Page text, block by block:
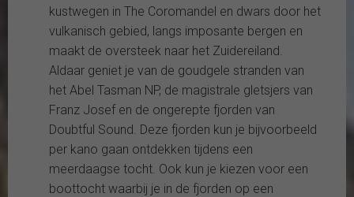
kustwegen in The Coromandel en dwars door het
vulkanisch gebied, langs imposante bergen en
maakt de oversteek naar het Zuidereiland.
Aldaar geniet je van de goudgele stranden van
het Abel Tasman NP, de magistrale gletsjers van
Franz Josef en de ongerepte fjorden van
Doubtful Sound. Deze fjorden kun je bijvoorbeeld
per kano gaan ontdekken tijdens een
meerdaagse tocht. Ook kun je kiezen voor een
boottocht waarbij je in de fjorden op een